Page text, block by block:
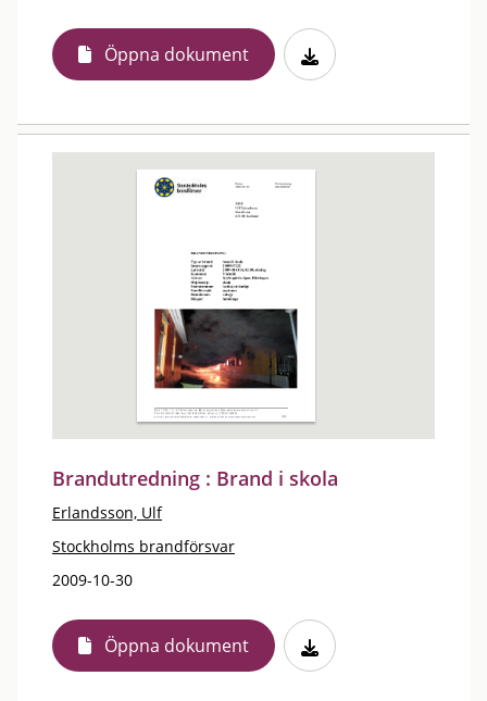
Öppna dokument
Brandutredning : Brand i skola
Erlandsson, Ulf
Stockholms brandförsvar
2009-10-30
Öppna dokument